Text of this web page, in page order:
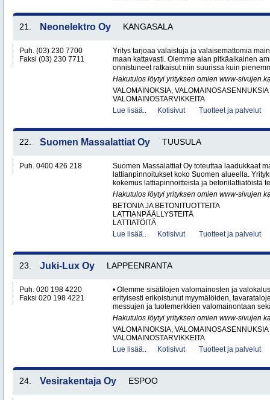
21. Neonelektro Oy KANGASALA
Puh. (03) 230 7700
Faksi (03) 230 7711
Yritys tarjoaa valaistuja ja valaisemattomia
maan kattavasti. Olemme alan pitkäaikainen
onnistuneet ratkaisut niin suurissa kuin
Hakutulos löytyi yrityksen omien www-sivujen
VALOMAINOKSIA, VALOMAINOSASENNUKSIA
VALOMAINOSTARVIKKEITA
Lue lisää..
Kotisivut Tuotteet ja palvelut
22. Suomen Massalattiat Oy TUUSULA
Puh. 0400 426 218
Suomen Massalattiat Oy toteuttaa laadukkaat
lattianpinnoitukset koko Suomen alueella.
kokemus lattiapinnoitteista ja betonilattiatöistä
Hakutulos löytyi yrityksen omien www-sivujen
BETONIA JA BETONITUOTTEITA
LATTIANPÄÄLLYSTEITÄ
LATTIATÖITÄ
Lue lisää..
Kotisivut Tuotteet ja palvelut
23. Juki-Lux Oy LAPPEENRANTA
Puh. 020 198 4220
Faksi 020 198 4221
• Olemme sisätilojen valomainosten ja
erityisesti erikoistunut myymälöiden,
messujen ja tuotemerkkien valomainontaan
Hakutulos löytyi yrityksen omien www-sivujen
VALOMAINOKSIA, VALOMAINOSASENNUKSIA
VALOMAINOSTARVIKKEITA
Lue lisää..
Kotisivut Tuotteet ja palvelut
24. Vesirakentaja Oy ESPOO